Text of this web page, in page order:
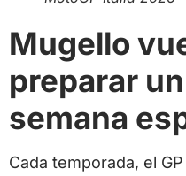
Mugello
preparar
semana
Cada temporada, el